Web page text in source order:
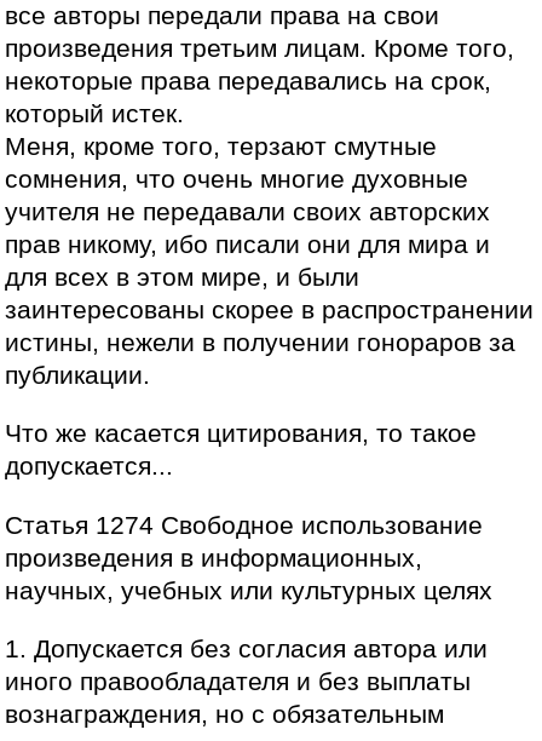
все авторы передали права на свои
произведения третьим лицам. Кроме того,
некоторые права передавались на срок,
который истек.
Меня, кроме того, терзают смутные
сомнения, что очень многие духовные
учителя не передавали своих авторских
прав никому, ибо писали они для мира и
для всех в этом мире, и были
заинтересованы скорее в распространении
истины, нежели в получении гонораров за
публикации.
Что же касается цитирования, то такое
допускается...
Статья 1274 Свободное использование
произведения в информационных,
научных, учебных или культурных целях
1. Допускается без согласия автора или
иного правообладателя и без выплаты
вознаграждения, но с обязательным